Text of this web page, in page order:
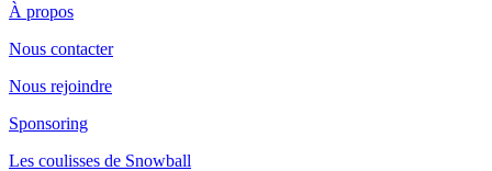
À propos
Nous contacter
Nous rejoindre
Sponsoring
Les coulisses de Snowball